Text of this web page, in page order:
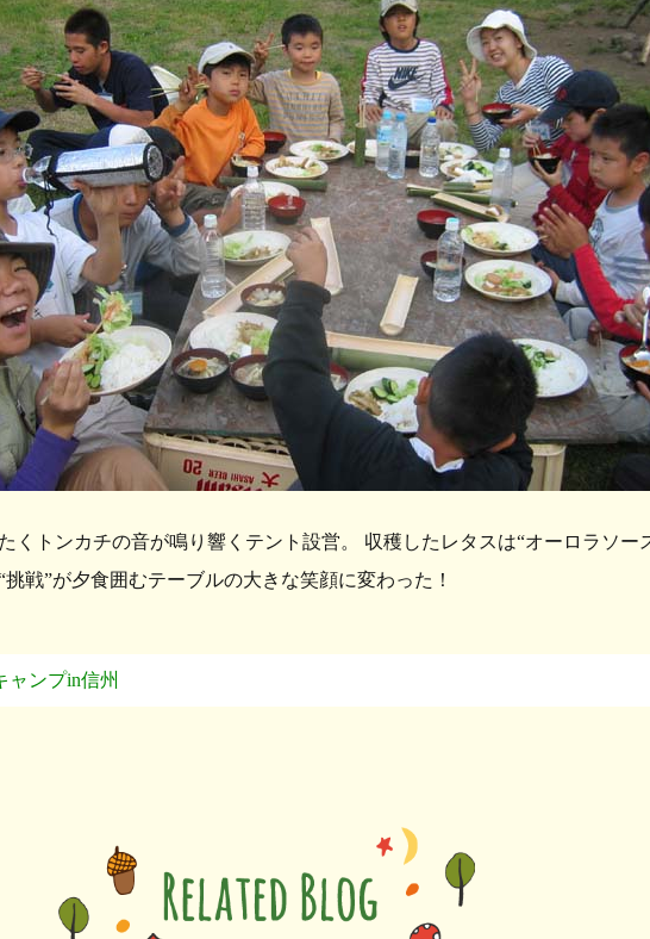
くトンカチの音が鳴り響くテント設営。 収穫したレタスは“オーロラソー
挑戦”が夕食囲むテーブルの大きな笑顔に変わった！
ャンプin信州